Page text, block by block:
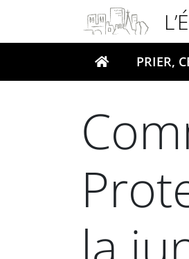
Votre
PRIER,
Panneau de gestion des cookies